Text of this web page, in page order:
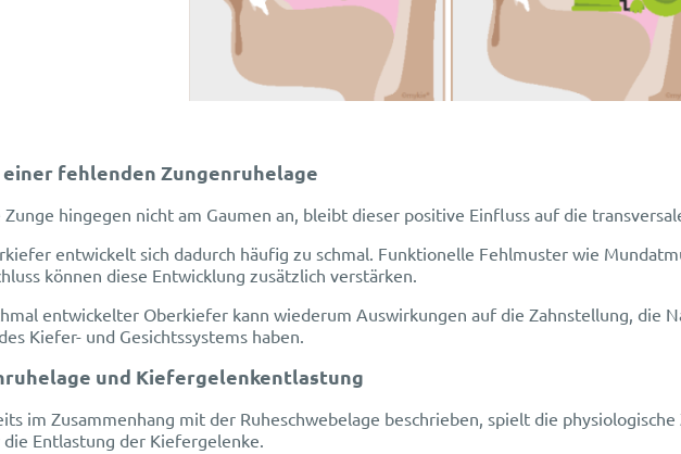
einer fehlenden Zungenruhelage
hingegen nicht am Gaumen an, bleibt dieser positive Einfluss auf die
entwickelt sich dadurch häufig zu schmal. Funktionelle Fehlmuster wie
können diese Entwicklung zusätzlich verstärken.
entwickelter Oberkiefer kann wiederum Auswirkungen auf die Zahnstellung, die
Kiefer- und Gesichtssystems haben.
und Kiefergelenkentlastung
im Zusammenhang mit der Ruheschwebelage beschrieben, spielt die
Entlastung der Kiefergelenke.